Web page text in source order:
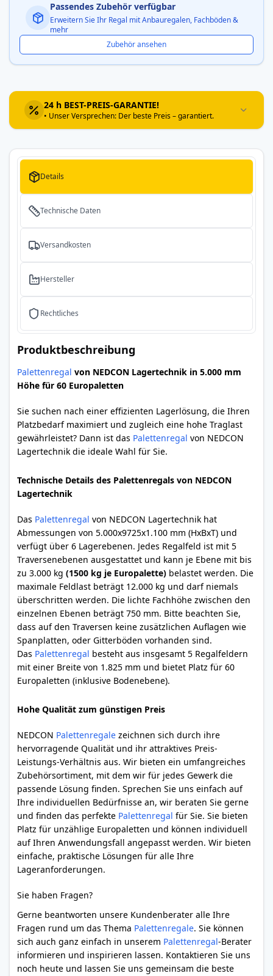
Passendes Zubehör verfügbar
Erweitern Sie Ihr Regal mit Anbauregalen, Fachböden &
mehr
Zubehör ansehen
24 h BEST-PREIS-GARANTIE!
• Unser Versprechen: Der beste Preis – garantiert.
Details
Technische Daten
Versandkosten
Hersteller
Rechtliches
Produktbeschreibung
Palettenregal von NEDCON Lagertechnik in 5.000 mm
Höhe für 60 Europaletten
Sie suchen nach einer effizienten Lagerlösung, die Ihren
Platzbedarf maximiert und zugleich eine hohe Traglast
gewährleistet? Dann ist das Palettenregal von NEDCON
Lagertechnik die ideale Wahl für Sie.
Technische Details des Palettenregals von NEDCON
Lagertechnik
Das Palettenregal von NEDCON Lagertechnik hat
Abmessungen von 5.000x9725x1.100 mm (HxBxT) und
verfügt über 6 Lagerebenen. Jedes Regalfeld ist mit 5
Traversenebenen ausgestattet und kann je Ebene mit bis
zu 3.000 kg (1500 kg je Europalette) belastet werden. Die
maximale Feldlast beträgt 12.000 kg und darf niemals
überschritten werden. Die lichte Fachhöhe zwischen den
einzelnen Ebenen beträgt 750 mm. Bitte beachten Sie,
dass auf den Traversen keine zusätzlichen Auflagen wie
Spanplatten, oder Gitterböden vorhanden sind.
Das Palettenregal besteht aus insgesamt 5 Regalfeldern
mit einer Breite von 1.825 mm und bietet Platz für 60
Europaletten (inklusive Bodenebene).
Hohe Qualität zum günstigen Preis
NEDCON Palettenregale zeichnen sich durch ihre
hervorragende Qualität und ihr attraktives Preis-
Leistungs-Verhältnis aus. Wir bieten ein umfangreiches
Zubehörsortiment, mit dem wir für jedes Gewerk die
passende Lösung finden. Sprechen Sie uns einfach auf
Ihre individuellen Bedürfnisse an, wir beraten Sie gerne
und finden das perfekte Palettenregal für Sie. Sie bieten
Platz für unzählige Europaletten und können individuell
auf Ihren Anwendungsfall angepasst werden. Wir bieten
einfache, praktische Lösungen für alle Ihre
Lageranforderungen.
Sie haben Fragen?
Gerne beantworten unsere Kundenberater alle Ihre
Fragen rund um das Thema Palettenregale. Sie können
sich auch ganz einfach in unserem Palettenregal-Berater
informieren und inspirieren lassen. Kontaktieren Sie uns
noch heute und lassen Sie uns gemeinsam die beste